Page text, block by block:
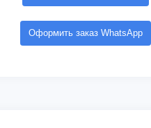
Оформить заказ WhatsApp